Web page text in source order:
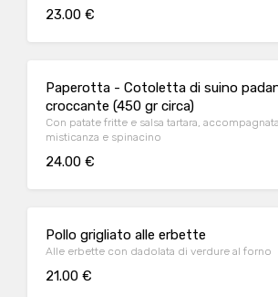
23.00 €
Paperotta - Cotoletta di suino
croccante (450 gr circa)
Con patate fritte e salsa tartara,
misticanza e spinacino
24.00 €
Pollo grigliato alle erbette
Alle erbette con dadolata di verdure al forno
21.00 €